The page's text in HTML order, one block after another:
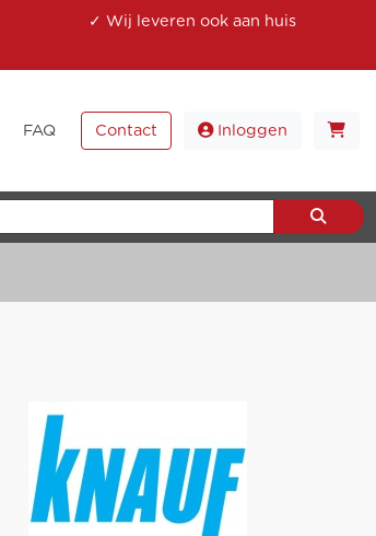
✓ Wij leveren ook aan huis
FAQ Contact Inloggen